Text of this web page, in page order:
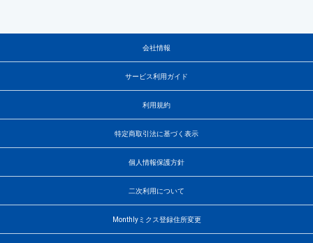
会社情報
サービス利用ガイド
利用規約
特定商取引法に基づく表示
個人情報保護方針
二次利用について
Monthlyミクス登録住所変更